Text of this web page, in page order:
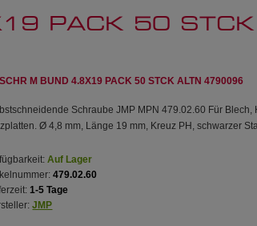
PACK 50 STCK
M BUND 4.8X19 PACK 50 STCK ALTN 4790096
Schraube JMP MPN 479.02.60 Für Blech,
Ø 4,8 mm, Länge 19 mm, Kreuz PH, schwarzer
Auf Lager
479.02.60
1-5 Tage
JMP